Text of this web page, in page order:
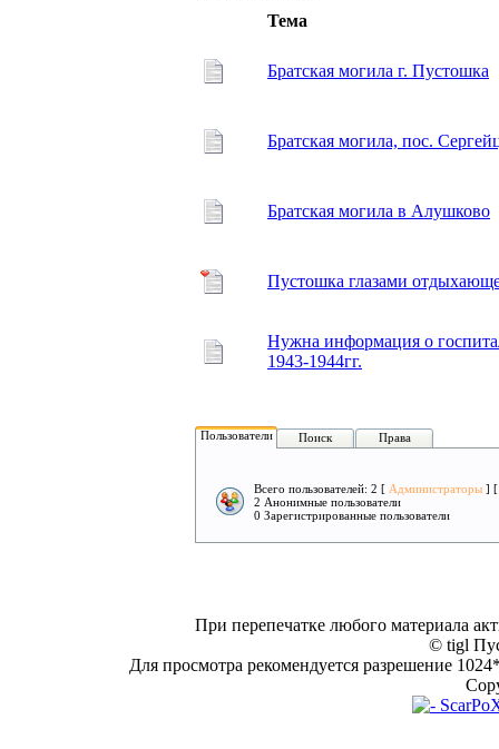
Тема
Братская могила г. Пустошка
Братская могила, пос.
Братская могила в Алушково
Пустошка глазами
Нужна информация о
1943-1944гг.
Пользователи Поиск Права
Всего пользователей: 2 [ Администраторы ]
2 Анонимные пользователи
0 Зарегистрированные пользователи
При перепечатке любого материала
© tigl
Для просмотра рекомендуется разрешение